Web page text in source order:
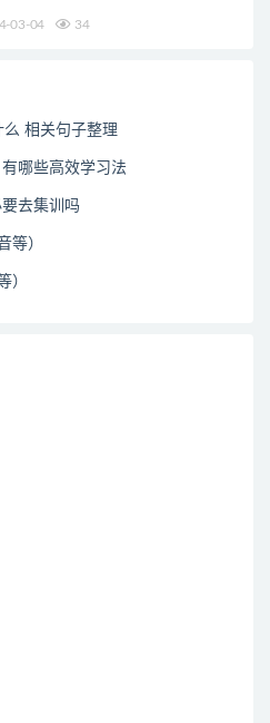
03-04 34
相关句子整理
哪些高效学习法
去集训吗
等）
）